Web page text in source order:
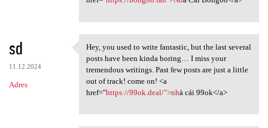
sd
11.12.2024
Adres
Hey, you used to write
Hey, you used to write fantastic, but the last several
posts have been kinda boring… I miss your
tremendous writings. Past few posts are just a little
out of track! come on! <a
href="https://99ok.deal/">nhà cái 99ok</a>